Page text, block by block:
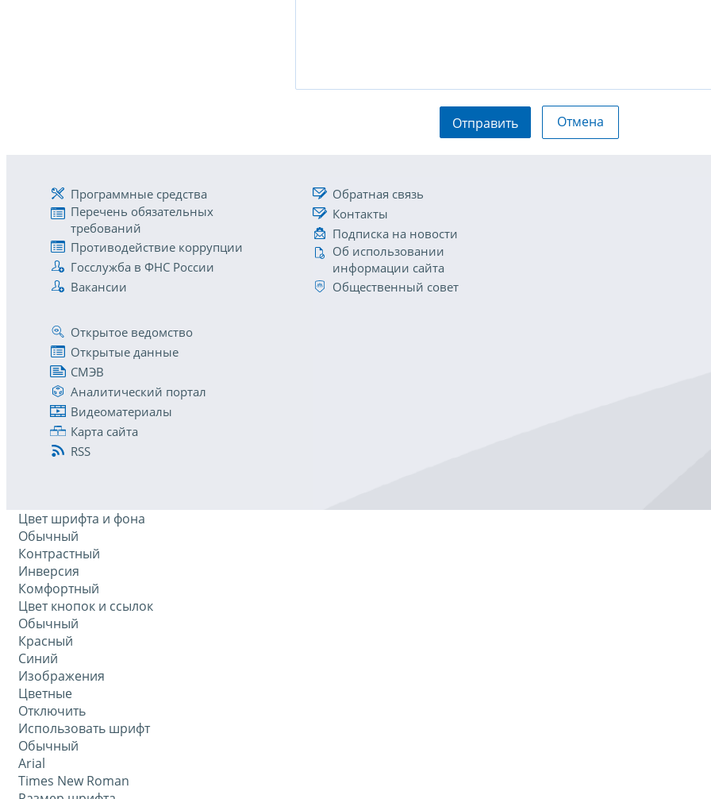
Отправить Отмена
Программные средства
Перечень обязательных
требований
Противодействие коррупции
Госслужба в ФНС России
Вакансии
Обратная связь
Контакты
Подписка на новости
Об использовании
информации сайта
Общественный совет
Открытое ведомство
Открытые данные
СМЭВ
Аналитический портал
Видеоматериалы
Карта сайта
RSS
Цвет шрифта и фона
Обычный
Контрастный
Инверсия
Комфортный
Цвет кнопок и ссылок
Обычный
Красный
Синий
Изображения
Цветные
Отключить
Использовать шрифт
Обычный
Arial
Times New Roman